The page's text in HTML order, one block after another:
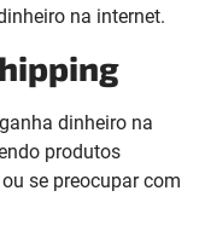
na internet.
dinheiro na
produtos
se preocupar com